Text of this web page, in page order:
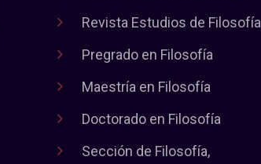
Revista Estudios de Filosofía
Pregrado en Filosofía
Maestría en Filosofía
Doctorado en Filosofía
Sección de Filosofía,